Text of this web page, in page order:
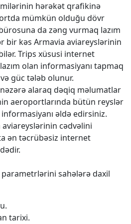
hərəkət qrafikinə
mümkün olduğu dövr
da zəng vurmaq lazım
bir kəs Armavia aviareyslərinin
Trips xüsusi internet
olan informasiyanı tapmaq
güc tələb olunur.
alaraq dəqiq məlumatlar
aeroportlarında bütün reyslər
əldə edirsiniz.
cədvəlini
ən təcrübəsiz internet
parametrlərini sahələrə daxil
tarixi.